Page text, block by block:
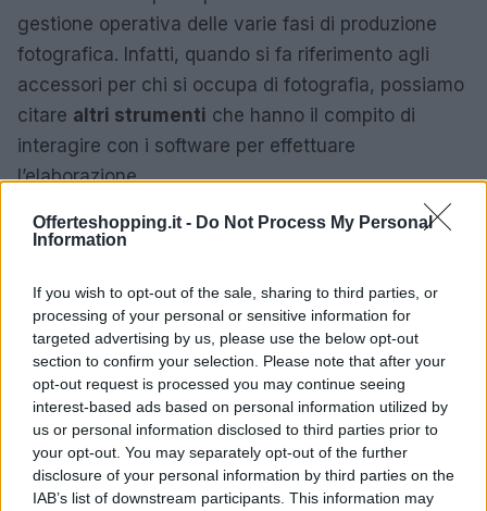
Offerteshopping.it - Do Not Process My Personal
Information
If you wish to opt-out of the sale, sharing to third parties, or
processing of your personal or sensitive information for
targeted advertising by us, please use the below opt-out
section to confirm your selection. Please note that after your
opt-out request is processed you may continue seeing
interest-based ads based on personal information utilized by
us or personal information disclosed to third parties prior to
your opt-out. You may separately opt-out of the further
disclosure of your personal information by third parties on the
IAB’s list of downstream participants. This information may
gestione operativa delle varie fasi di produzione
fotografica. Infatti, quando si fa riferimento agli
accessori per chi si occupa di fotografia, possiamo
citare altri strumenti che hanno il compito di
interagire con i software per effettuare
l’elaborazione.
Uno di questi device è rappresentato proprio dalla
affiancato all’utilizzo di un computer tradizionale,
che in realtà non presenta costi elevati e che
consente di velocizzare e di ottimizzare tutte le fasi
della post produzione nella fotografia.
Una tavoletta di questo tipo ha una superficie sulla
quale si può appoggiare la penna appositamente
progettata per funzionare su questi dispositivi.